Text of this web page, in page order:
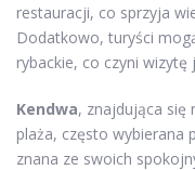
restauracji, co sprzyja
Dodatkowo, turyści
rybackie, co czyni
Kendwa, znajdująca się
plaża, często wybierana
znana ze swoich